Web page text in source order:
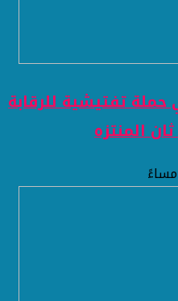
حملة تفتيشية للرقابة
المنتزه